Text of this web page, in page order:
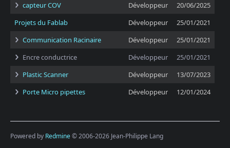
capteur COV
Développeur
20/06/2025
Projets du Fablab
Développeur
25/01/2021
Communication Racinaire
Développeur
25/01/2021
Encre conductrice
Développeur
25/01/2021
Plastic Scanner
Développeur
13/07/2023
Porte Micro pipettes
Développeur 12/01/2024
Powered by Redmine© 2006-2026 Jean-Philippe Lang